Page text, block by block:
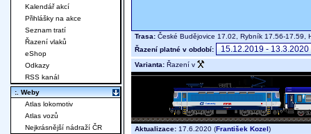
Trasa: České Budějovice 17.02, Rybník 17.56-
Řazení platné v období:
Varianta: Řazení v
Aktualizace: 17.6.2020 (František Kozel)
Kalendář akcí
Přihlášky na akce
Seznam tratí
Řazení vlaků
eShop
Odkazy
RSS kanál
:. Weby
Atlas lokomotiv
Atlas vozů
Nejkrásnější nádraží ČR